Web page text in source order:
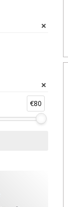
€80